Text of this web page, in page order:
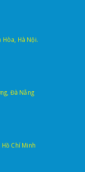
Hòa, Hà Nội.
Đà Nẵng
Hồ Chí Minh